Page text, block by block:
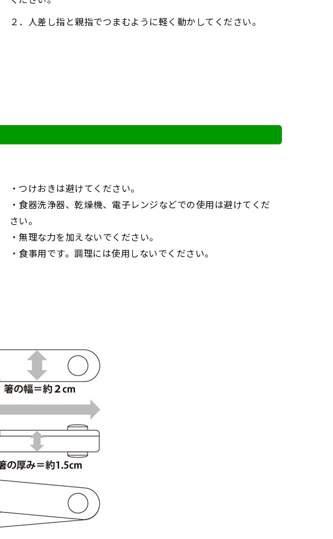
２．人差し指と親指でつまむように軽く動かしてください。
・つけおきは避けてください。
・食器洗浄器、乾燥機、電子レンジなどでの使用は避けてくだ
さい。
・無理な力を加えないでください。
・食事用です。調理には使用しないでください。